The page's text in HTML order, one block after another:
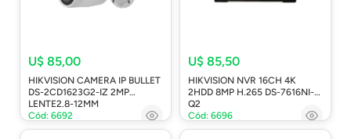
U$ 85,00
HIKVISION CAMERA IP BULLET
DS-2CD1623G2-IZ 2MP
LENTE2.8-12MM
Cód: 6692
U$ 85,50
HIKVISION NVR 16CH 4K
2HDD 8MP H.265 DS-7616NI-
Q2
Cód: 6696